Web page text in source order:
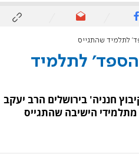
לתלמיד שהתגייס
לתלמיד
חנניה' בירושלים הרב יעקב
הישיבה שהתגייס